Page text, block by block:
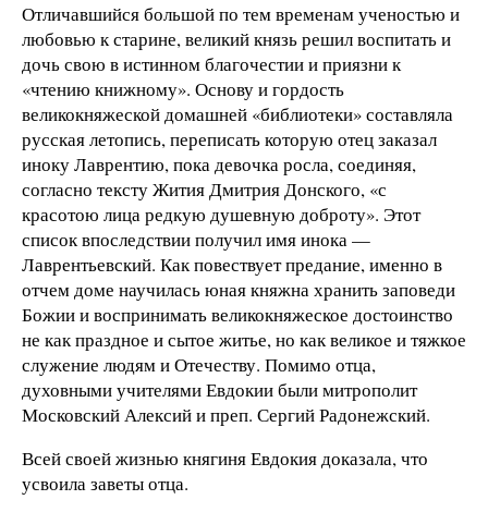
Отличавшийся большой по тем временам ученостью и
любовью к старине, великий князь решил воспитать и
дочь свою в истинном благочестии и приязни к
«чтению книжному». Основу и гордость
великокняжеской домашней «библиотеки» составляла
русская летопись, переписать которую отец заказал
иноку Лаврентию, пока девочка росла, соединяя,
согласно тексту Жития Дмитрия Донского, «с
красотою лица редкую душевную доброту». Этот
список впоследствии получил имя инока —
Лаврентьевский. Как повествует предание, именно в
отчем доме научилась юная княжна хранить заповеди
Божии и воспринимать великокняжеское достоинство
не как праздное и сытое житье, но как великое и тяжкое
служение людям и Отечеству. Помимо отца,
духовными учителями Евдокии были митрополит
Московский Алексий и преп. Сергий Радонежский.
Всей своей жизнью княгиня Евдокия доказала, что
усвоила заветы отца.